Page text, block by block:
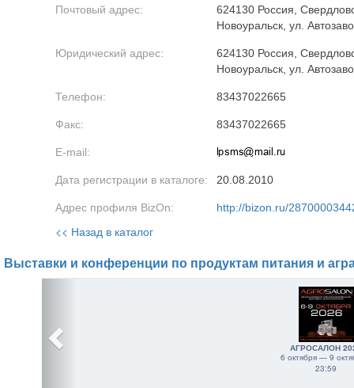
Почтовый адрес:
624130 Россия,
Новоуральск, ул.
Юридический адрес:
624130 Россия,
Новоуральск, ул.
Телефон: 83437022665
Факс: 83437022665
E-mail:
Дата регистрации в каталоге: 20.08.2010
Адрес профиля BizOn: http://bizon.ru/
<< Назад в каталог
Выставки и конференции по продуктам питания и
АГРОСАЛОН
6 октября — 9
23:59